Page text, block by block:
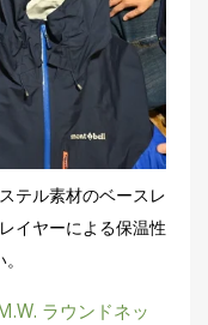
テル素材のベースレ
イヤーによる保温性
ラウンドネッ